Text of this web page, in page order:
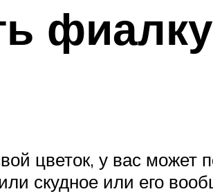
цветок, у вас может
скудное или его